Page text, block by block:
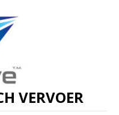
VERVOER